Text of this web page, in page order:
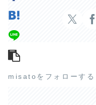
misatoをフォローする